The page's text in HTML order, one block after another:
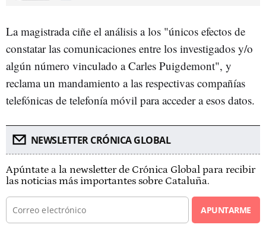
La magistrada ciñe el análisis a los "únicos efectos de
constatar las comunicaciones entre los investigados y/o
algún número vinculado a Carles Puigdemont", y
reclama un mandamiento a las respectivas compañías
telefónicas de telefonía móvil para acceder a esos datos.
NEWSLETTER CRÓNICA GLOBAL
Apúntate a la newsletter de Crónica Global para recibir
las noticias más importantes sobre Cataluña.
APUNTARME